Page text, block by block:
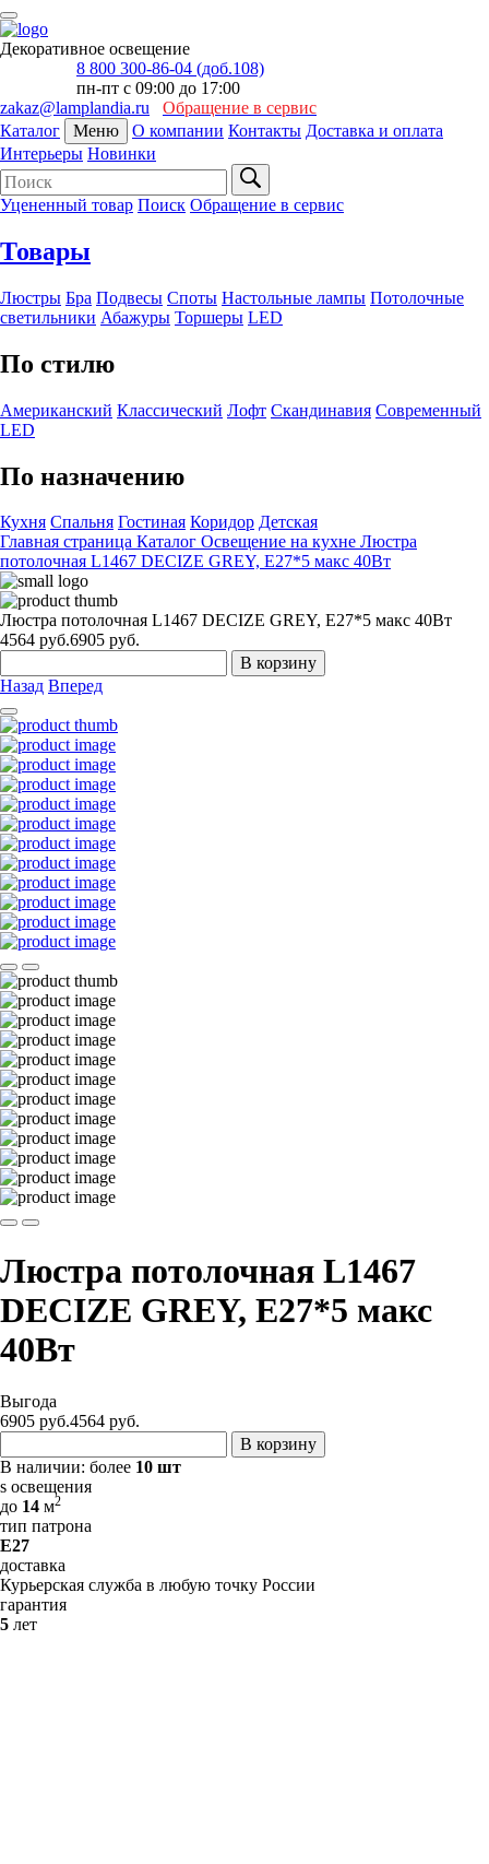
Декоративное освещение
8 800 300-86-04 (доб.108)
пн-пт с 09:00 до 17:00
zakaz@lamplandia.ru
Обращение в сервис
Каталог
Меню О компании Контакты Доставка и оплата
Интерьеры Новинки
Уцененный товар Поиск Обращение в сервис
Товары
Люстры Бра Подвесы Споты Настольные лампы Потолочные
светильники Абажуры Торшеры LED
По стилю
Американский Классический Лофт Скандинавия Современный
LED
По назначению
Кухня Спальня Гостиная Коридор Детская
Главная страница Каталог Освещение на кухне Люстра
потолочная L1467 DECIZE GREY, Е27*5 макс 40Вт
Люстра потолочная L1467 DECIZE GREY, Е27*5 макс 40Вт
4564 руб.6905 руб.
В корзину
Назад Вперед
Люстра потолочная L1467
DECIZE GREY, Е27*5 макс
40Вт
Выгода
6905 руб.4564 руб.
В корзину
В наличии: более 10 шт
s освещения
до 14 м2
тип патрона
E27
доставка
Курьерская служба в любую точку России
гарантия
5 лет